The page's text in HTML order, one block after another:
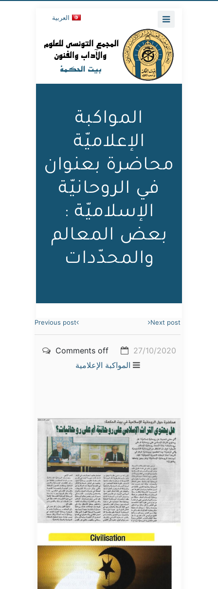
العربية
المواكبة
الإعلاميّة
محاضرة بعنوان
في الروحانيّة
الإسلاميّة :
بعض المعالم
والمحدّدات
Previous post Next post
27/10/2020
Comments off
المواكبة الإعلامية